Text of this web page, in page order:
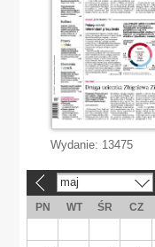
Wydanie: 13475
maj
PN WT ŚR CZ